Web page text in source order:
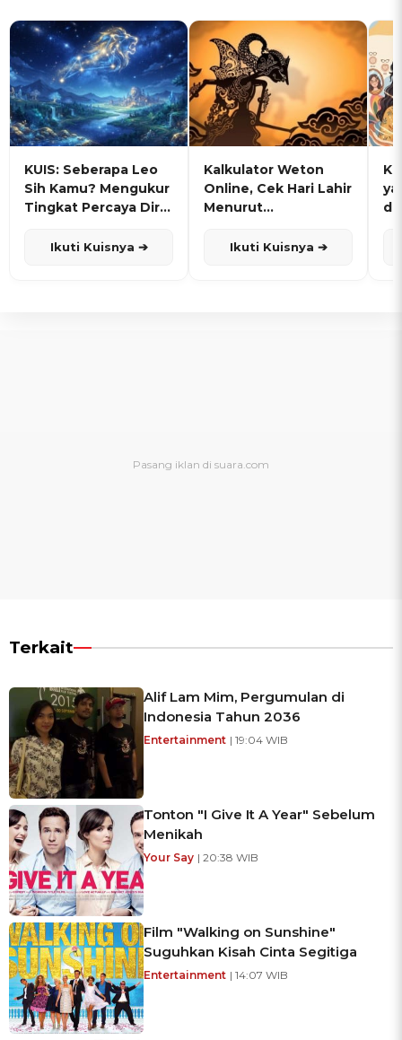
KUIS: Seberapa Leo
Sih Kamu? Mengukur
Tingkat Percaya Diri
Ikuti Kuisnya ➔
Kalkulator Weton
Online, Cek Hari Lahir
Menurut
Ikuti Kuisnya ➔
Terkait
Alif Lam Mim, Pergumulan di
Indonesia Tahun 2036
Entertainment | 19:04 WIB
Tonton "I Give It A Year" Sebelum
Menikah
Your Say | 20:38 WIB
Film "Walking on Sunshine"
Suguhkan Kisah Cinta Segitiga
Entertainment | 14:07 WIB